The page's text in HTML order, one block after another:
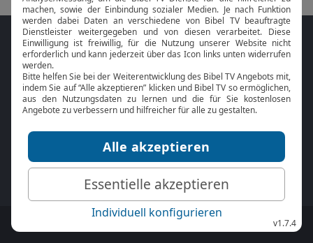
Folge MeinGottesdienst.com auf den
Sozialen Medien
Online Bibeloder derBibel-App
BibelTV können Sie die Bibeltexte während
des Gottesdienstes jederzeit mitlesen.